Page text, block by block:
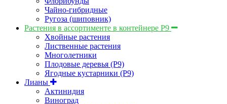
Чайно-гибридные
Ругоза (шиповник)
Растения в ассортименте в контейнере P9
Хвойные растения
Лиственные растения
Многолетники
Плодовые деревья (Р9)
Ягодные кустарники (Р9)
Лианы
Актинидия
Виноград